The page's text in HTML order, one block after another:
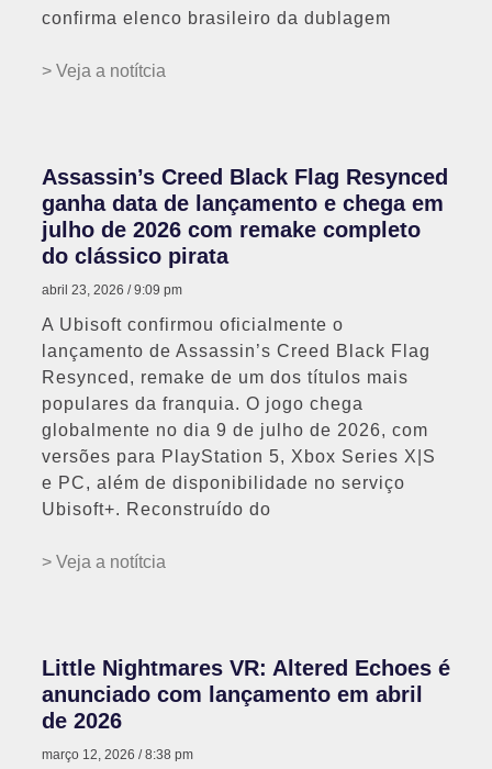
confirma elenco brasileiro da dublagem
> Veja a notítcia
Assassin’s Creed Black Flag Resynced
ganha data de lançamento e chega em
julho de 2026 com remake completo
do clássico pirata
abril 23, 2026 9:09 pm
A Ubisoft confirmou oficialmente o
lançamento de Assassin’s Creed Black Flag
Resynced, remake de um dos títulos mais
populares da franquia. O jogo chega
globalmente no dia 9 de julho de 2026, com
versões para PlayStation 5, Xbox Series X|S
e PC, além de disponibilidade no serviço
Ubisoft+. Reconstruído do
> Veja a notítcia
Little Nightmares VR: Altered Echoes é
anunciado com lançamento em abril
de 2026
março 12, 2026 8:38 pm